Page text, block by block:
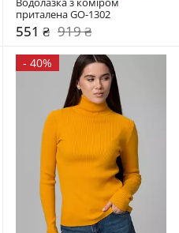
приталена GO-1302
551 ₴ 919 ₴
- 40%